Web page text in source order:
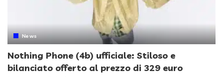
News
Nothing Phone (4b) ufficiale: Stiloso e
bilanciato offerto al prezzo di 329 euro